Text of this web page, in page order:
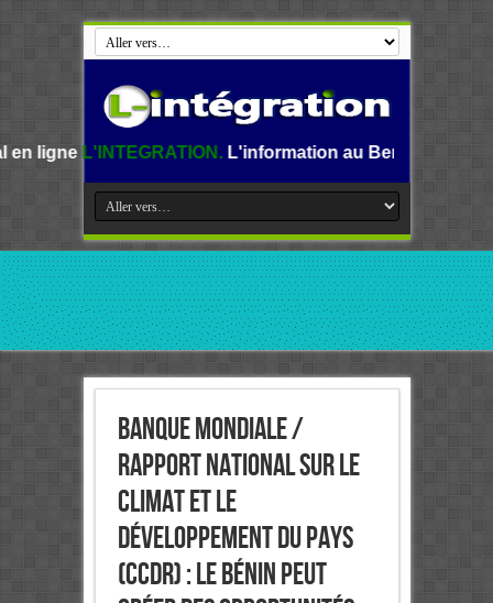
L'information au Benin, en Afrique et dans le
Banque mondiale /
Rapport national sur le
climat et le
développement du pays
(CCDR) : Le Bénin peut